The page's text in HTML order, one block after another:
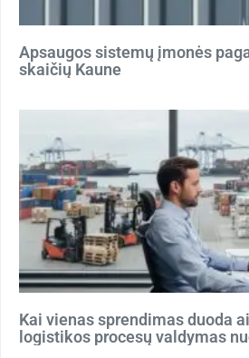
Apsaugos sistemų įmonės
skaičių Kaune
Kai vienas sprendimas duoda
logistikos procesų valdymas